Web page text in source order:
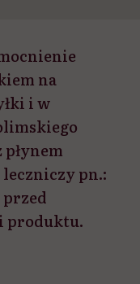
na
i w
płynem
pn.:
produktu.